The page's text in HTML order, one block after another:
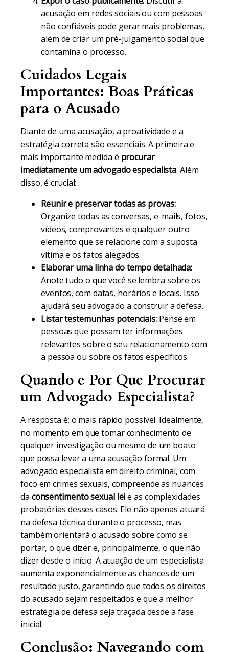
acusação em redes sociais ou com pessoas
não confiáveis pode gerar mais problemas,
além de criar um pré-julgamento social que
contamina o processo.
Cuidados Legais
Importantes: Boas Práticas
para o Acusado
Diante de uma acusação, a proatividade e a
estratégia correta são essenciais. A primeira e
mais importante medida é procurar
imediatamente um advogado especialista. Além
disso, é crucial:
Reunir e preservar todas as provas:
Organize todas as conversas, e-mails, fotos,
vídeos, comprovantes e qualquer outro
elemento que se relacione com a suposta
vítima e os fatos alegados.
Elaborar uma linha do tempo detalhada:
Anote tudo o que você se lembra sobre os
eventos, com datas, horários e locais. Isso
ajudará seu advogado a construir a defesa.
Listar testemunhas potenciais: Pense em
pessoas que possam ter informações
relevantes sobre o seu relacionamento com
a pessoa ou sobre os fatos específicos.
Quando e Por Que Procurar
um Advogado Especialista?
A resposta é: o mais rápido possível. Idealmente,
no momento em que tomar conhecimento de
qualquer investigação ou mesmo de um boato
que possa levar a uma acusação formal. Um
advogado especialista em direito criminal, com
foco em crimes sexuais, compreende as nuances
da consentimento sexual leie as complexidades
probatórias desses casos. Ele não apenas atuará
na defesa técnica durante o processo, mas
também orientará o acusado sobre como se
portar, o que dizer e, principalmente, o que não
dizer desde o início. A atuação de um especialista
aumenta exponencialmente as chances de um
resultado justo, garantindo que todos os direitos
do acusado sejam respeitados e que a melhor
estratégia de defesa seja traçada desde a fase
inicial.
Conclusão: Navegando com